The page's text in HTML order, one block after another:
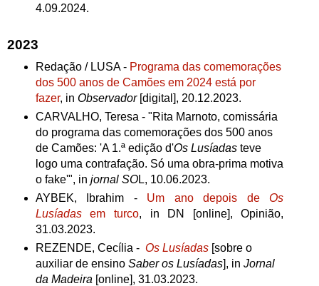
4.09.2024.
2023
Redação / LUSA - Programa das comemorações
dos 500 anos de Camões em 2024 está por
fazer, in Observador[digital], 20.12.2023.
CARVALHO, Teresa - "Rita Marnoto, comissária
do programa das comemorações dos 500 anos
de Camões: 'A 1.ª edição d'Os Lusíadasteve
logo uma contrafação. Só uma obra-prima motiva
o fake'", in jornal SOL, 10.06.2023.
AYBEK, Ibrahim - Um ano depois deOs
Lusíadasem turco, in DN [online], Opinião,
31.03.2023.
REZENDE, Cecília - Os Lusíadas[sobre o
auxiliar de ensinoSaber os Lusíadas], in Jornal
da Madeira [online], 31.03.2023.